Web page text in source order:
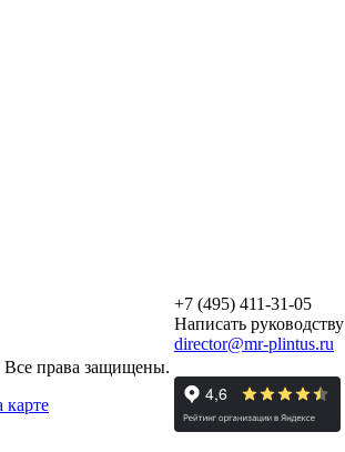
Все права защищены.
карте
+7 (495) 411-31-05
Написать руководству
director@mr-plintus.ru